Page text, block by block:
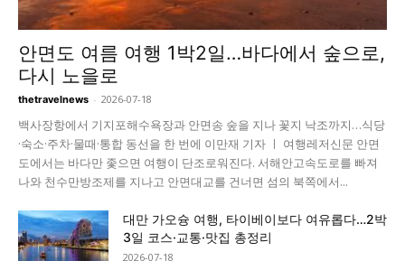
안면도 여름 여행 1박2일…바다에서 숲으로,
다시 노을로
thetravelnews - 2026-07-18
백사장항에서 기지포해수욕장과 안면송 숲을 지나 꽃지 낙조까지…식당
·숙소·주차·물때·통합 동선을 한 번에 이만재 기자 ㅣ 여행레저신문 안면
도에서는 바다만 좇으면 여행이 단조로워진다. 서해안고속도로를 빠져
나와 천수만방조제를 지나고 안면대교를 건너면 섬의 북쪽에서...
대만 가오슝 여행, 타이베이보다 여유롭다…2박
3일 코스·교통·맛집 총정리
2026-07-18